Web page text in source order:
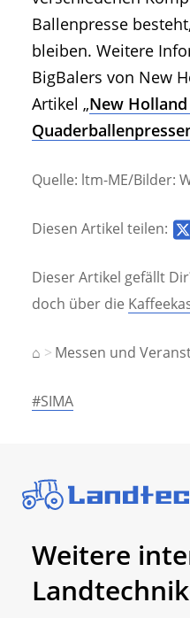
Ballenpresse
bleiben. Weitere
BigBalers von New
Artikel „New
Quelle: ltm-ME/Bilder:
Diesen Artikel teilen:
Dieser Artikel gefällt
doch über die
⌂ Messen und
#SIMA
Weitere